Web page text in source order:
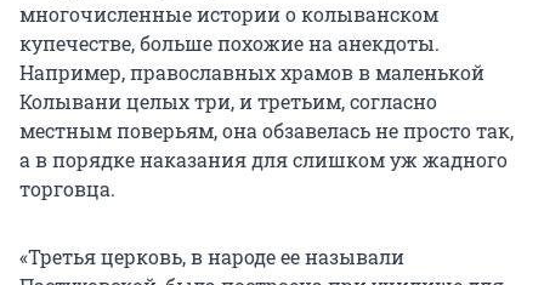
многочисленные истории о колыванском
купечестве, больше похожие на анекдоты.
Например, православных храмов в маленькой
Колывани целых три, и третьим, согласно
местным поверьям, она обзавелась не просто так,
а в порядке наказания для слишком уж жадного
торговца.
«Третья церковь, в народе ее называли